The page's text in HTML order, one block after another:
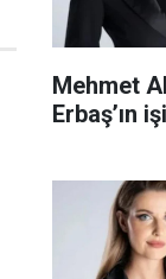
Mehmet
Erbaş’ın